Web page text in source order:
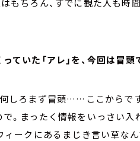
いた「アレ」を、今回は冒頭
何しろまず冒頭……ここからで
。まったく情報をいっさい入
ィークにあるまじき言い草な